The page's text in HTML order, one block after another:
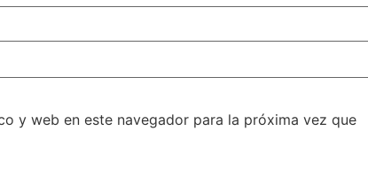
y web en este navegador para la próxima vez que